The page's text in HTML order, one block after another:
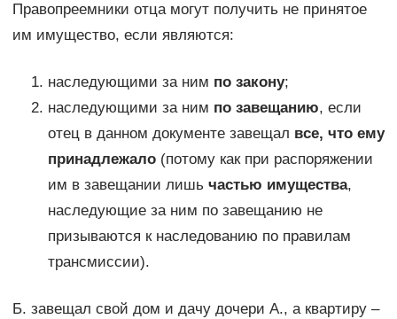
Правопреемники отца могут получить не принятое
им имущество, если являются:
наследующими за ним по закону;
наследующими за ним по завещанию, если
отец в данном документе завещал все, что ему
принадлежало(потому как при распоряжении
им в завещании лишь частью имущества,
наследующие за ним по завещанию не
призываются к наследованию по правилам
трансмиссии).
Б. завещал свой дом и дачу дочери А., а квартиру –